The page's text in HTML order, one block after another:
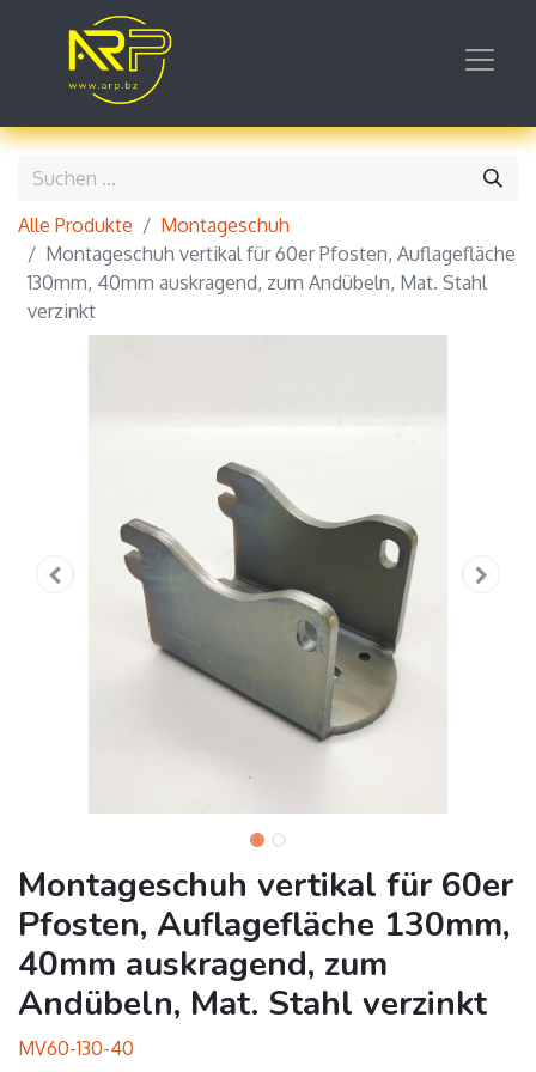
Alle Produkte
Montageschuh
Montageschuh vertikal für 60er Pfosten, Auflagefläche
130mm, 40mm auskragend, zum Andübeln, Mat. Stahl
verzinkt
Montageschuh vertikal für 60er
Pfosten, Auflagefläche 130mm,
40mm auskragend, zum
Andübeln, Mat. Stahl verzinkt
MV60-130-40